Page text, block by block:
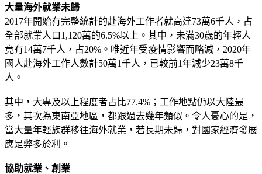
大量海外就業未歸
2017年開始有完整統計的赴海外工作者就高達73萬6千人，占
全部就業人口1,120萬的6.5%以上。其中，未滿30歲的年輕人
竟有14萬7千人，占20%。唯近年受疫情影響而略減，2020年
國人赴海外工作人數計50萬1千人，已較前1年減少23萬8千
人。
其中，大專及以上程度者占比77.4%；工作地點仍以大陸最
多，其次為東南亞地區，都跟過去幾年類似。令人憂心的是，
當大量年輕族群移往海外就業，若長期未歸，對國家經濟發展
應是弊多於利。
協助就業、創業